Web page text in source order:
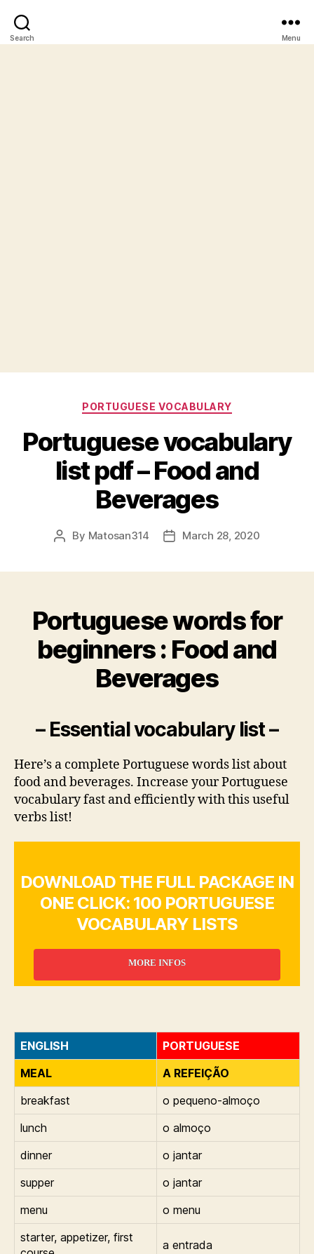
Search Menu
Categories
PORTUGUESE VOCABULARY
Portuguese vocabulary
list pdf – Food and
Beverages
Post
By Matosan314
PostMarch 28, 2020
Portuguese words for
beginners : Food and
Beverages
– Essential vocabulary list –
Here’s a complete Portuguese words list about
food and beverages. Increase your Portuguese
vocabulary fast and efficiently with this useful
verbs list!
DOWNLOAD THE FULL PACKAGE IN
ONE CLICK: 100 PORTUGUESE
VOCABULARY LISTS
MORE INFOS
ENGLISH
PORTUGUESE
MEAL
A REFEIÇÃO
breakfast
o pequeno-almoço
lunch
o almoço
dinner
o jantar
supper
o jantar
menu
o menu
starter, appetizer, first
a entrada